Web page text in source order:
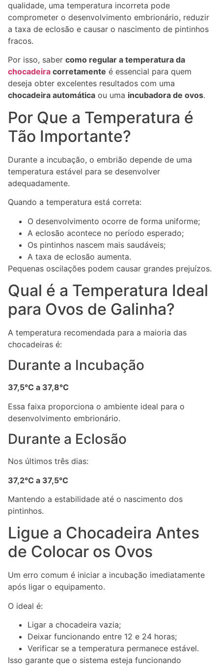
qualidade, uma temperatura incorreta pode
comprometer o desenvolvimento embrionário, reduzir
a taxa de eclosão e causar o nascimento de pintinhos
fracos.
Por isso, saber como regular a temperatura da
chocadeira corretamente é essencial para quem
deseja obter excelentes resultados com uma
chocadeira automática ou uma incubadora de ovos.
Por Que a Temperatura é
Tão Importante?
Durante a incubação, o embrião depende de uma
temperatura estável para se desenvolver
adequadamente.
Quando a temperatura está correta:
O desenvolvimento ocorre de forma uniforme;
A eclosão acontece no período esperado;
Os pintinhos nascem mais saudáveis;
A taxa de eclosão aumenta.
Pequenas oscilações podem causar grandes prejuízos.
Qual é a Temperatura Ideal
para Ovos de Galinha?
A temperatura recomendada para a maioria das
chocadeiras é:
Durante a Incubação
37,5°C a 37,8°C
Essa faixa proporciona o ambiente ideal para o
desenvolvimento embrionário.
Durante a Eclosão
Nos últimos três dias:
37,2°C a 37,5°C
Mantendo a estabilidade até o nascimento dos
pintinhos.
Ligue a Chocadeira Antes
de Colocar os Ovos
Um erro comum é iniciar a incubação imediatamente
após ligar o equipamento.
O ideal é:
Ligar a chocadeira vazia;
Deixar funcionando entre 12 e 24 horas;
Verificar se a temperatura permanece estável.
Isso garante que o sistema esteja funcionando